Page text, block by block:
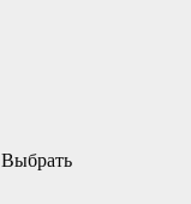
Выбрать